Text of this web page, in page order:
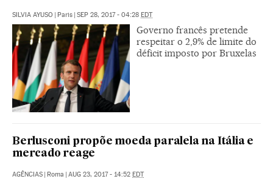
SILVIA AYUSO | Paris | SEP 28, 2017 - 04:28 EDT
Governo francês pretende
respeitar o 2,9% de limite do
déficit imposto por Bruxelas
Berlusconi propõe moeda paralela na Itália e
mercado reage
AGÊNCIAS | Roma | AUG 23, 2017 - 14:52 EDT